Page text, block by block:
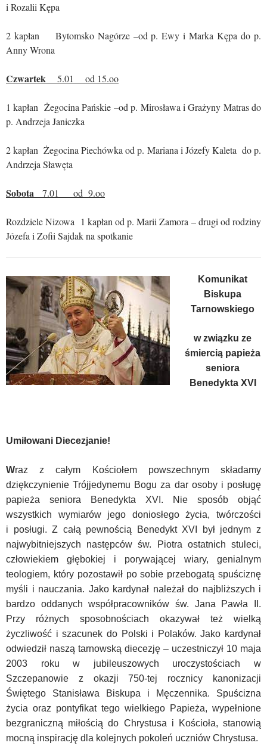
i Rozalii Kępa
2 kapłan Bytomsko Nagórze –od p. Ewy i Marka Kępa do p.
Anny Wrona
Czwartek 5.01 od 15.oo
1 kapłan Żegocina Pańskie –od p. Mirosława i Grażyny Matras do
p. Andrzeja Janiczka
2 kapłan Żegocina Piechówka od p. Mariana i Józefy Kaleta do p.
Andrzeja Sławęta
Sobota 7.01 od 9.oo
Rozdziele Nizowa 1 kapłan od p. Marii Zamora – drugi od rodziny
Józefa i Zofii Sajdak na spotkanie
Komunikat
Biskupa
Tarnowskiego
w związku ze
śmiercią papieża
seniora
Benedykta XVI
Umiłowani Diecezjanie!
Wraz z całym Kościołem powszechnym składamy
dziękczynienie Trójjedynemu Bogu za dar osoby i posługę
papieża seniora Benedykta XVI. Nie sposób objąć
wszystkich wymiarów jego doniosłego życia, twórczości
i posługi. Z całą pewnością Benedykt XVI był jednym z
najwybitniejszych następców św. Piotra ostatnich stuleci,
człowiekiem głębokiej i porywającej wiary, genialnym
teologiem, który pozostawił po sobie przebogatą spuściznę
myśli i nauczania. Jako kardynał należał do najbliższych i
bardzo oddanych współpracowników św. Jana Pawła II.
Przy różnych sposobnościach okazywał też wielką
życzliwość i szacunek do Polski i Polaków. Jako kardynał
odwiedził naszą tarnowską diecezję – uczestniczył 10 maja
2003 roku w jubileuszowych uroczystościach w
Szczepanowie z okazji 750-tej rocznicy kanonizacji
Świętego Stanisława Biskupa i Męczennika. Spuścizna
życia oraz pontyfikat tego wielkiego Papieża, wypełnione
bezgraniczną miłością do Chrystusa i Kościoła, stanowią
mocną inspirację dla kolejnych pokoleń uczniów Chrystusa.